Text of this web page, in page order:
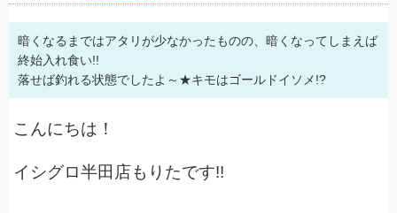
暗くなるまではアタリが少なかったものの、暗くなってしまえば
終始入れ食い!!
落せば釣れる状態でしたよ～★キモはゴールドイソメ!?
こんにちは！
イシグロ半田店もりたです!!